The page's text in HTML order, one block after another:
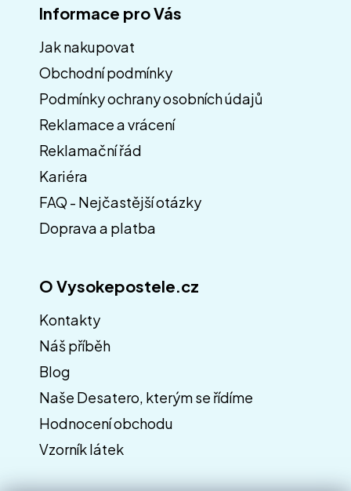
á
p
a
Informace pro Vás
Jak nakupovat
Obchodní podmínky
Podmínky ochrany osobních údajů
Reklamace a vrácení
Reklamační řád
Kariéra
FAQ - Nejčastější otázky
Doprava a platba
O Vysokepostele.cz
Kontakty
Náš příběh
Blog
Naše Desatero, kterým se řídíme
Hodnocení obchodu
Vzorník látek